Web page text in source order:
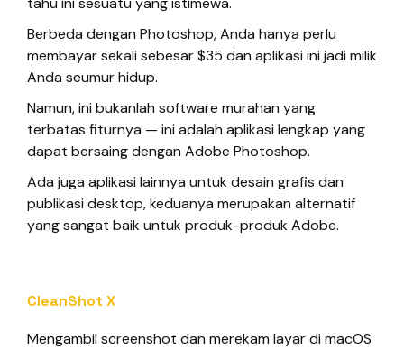
Berbeda dengan Photoshop, Anda hanya perlu
membayar sekali sebesar $35 dan aplikasi ini jadi milik
Anda seumur hidup.
Namun, ini bukanlah software murahan yang
terbatas fiturnya — ini adalah aplikasi lengkap yang
dapat bersaing dengan Adobe Photoshop.
Ada juga aplikasi lainnya untuk desain grafis dan
publikasi desktop, keduanya merupakan alternatif
yang sangat baik untuk produk-produk Adobe.
CleanShot X
Mengambil screenshot dan merekam layar di macOS